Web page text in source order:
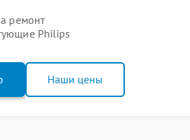
ремонт
Philips
Наши цены